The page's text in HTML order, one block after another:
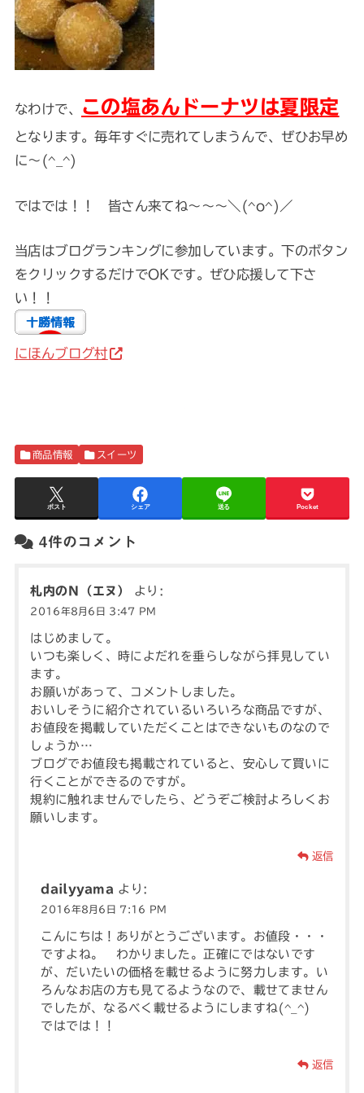
なわけで、 この塩あんドーナツは夏限定
となります。毎年すぐに売れてしまうんで、ぜひお早め
に～(^_^)
ではでは！！ 皆さん来てね～～～＼(^o^)／
当店はブログランキングに参加しています。下のボタン
をクリックするだけでOKです。ぜひ応援して下さ
い！！
にほんブログ村
商品情報 スイーツ
ポスト シェア 送る Pocket
4件のコメント
札内のＮ（エヌ） より:
2016年8月6日 3:47 PM
はじめまして。
いつも楽しく、時によだれを垂らしながら拝見してい
ます。
お願いがあって、コメントしました。
おいしそうに紹介されているいろいろな商品ですが、
お値段を掲載していただくことはできないものなので
しょうか…
ブログでお値段も掲載されていると、安心して買いに
行くことができるのですが。
規約に触れませんでしたら、どうぞご検討よろしくお
願いします。
返信
dailyyama より:
2016年8月6日 7:16 PM
こんにちは！ありがとうございます。お値段・・・
ですよね。 わかりました。正確にではないです
が、だいたいの価格を載せるように努力します。い
ろんなお店の方も見てるようなので、載せてません
でしたが、なるべく載せるようにしますね(^_^)
ではでは！！
返信